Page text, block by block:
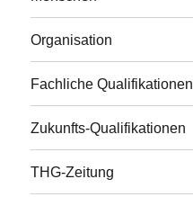
Organisation
Fachliche Qualifikationen
Zukunfts-Qualifikationen
THG-Zeitung